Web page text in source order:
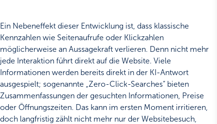
Ein Nebeneffekt dieser Entwicklung ist, dass klassische
Kennzahlen wie Seitenaufrufe oder Klickzahlen
möglicherweise an Aussagekraft verlieren. Denn nicht mehr
jede Interaktion führt direkt auf die Website. Viele
Informationen werden bereits direkt in der KI-Antwort
ausgespielt; sogenannte „Zero-Click-Searches“ bieten
Zusammenfassungen der gesuchten Informationen, Preise
oder Öffnungszeiten. Das kann im ersten Moment irritieren,
doch langfristig zählt nicht mehr nur der Websitebesuch,